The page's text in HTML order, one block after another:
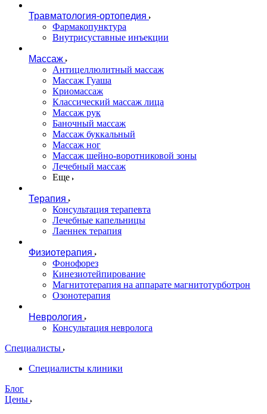
Травматология-ортопедия
Фармакопунктура
Внутрисуставные инъекции
Массаж
Антицеллюлитный массаж
Массаж Гуаша
Криомассаж
Классический массаж лица
Массаж рук
Баночный массаж
Массаж буккальный
Массаж ног
Массаж шейно-воротниковой зоны
Лечебный массаж
Еще
Терапия
Консультация терапевта
Лечебные капельницы
Лаеннек терапия
Физиотерапия
Фонофорез
Кинезиотейпирование
Магнитотерапия на аппарате магнитотурботрон
Озонотерапия
Неврология
Консультация невролога
Специалисты
Специалисты клиники
Блог
Цены